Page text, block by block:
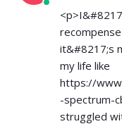
it&#8217;s
my life like
https://
-spectrum-
struggled